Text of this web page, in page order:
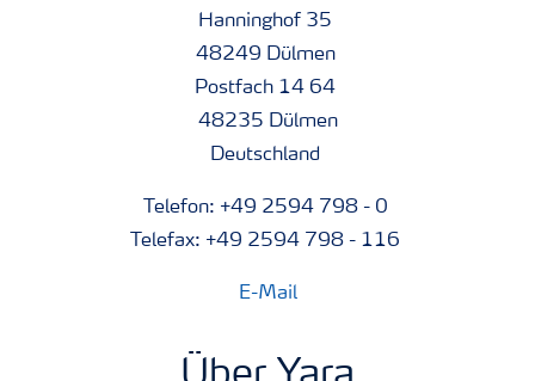
Hanninghof 35
48249 Dülmen
Postfach 14 64
48235 Dülmen
Deutschland
Telefon: +49 2594 798 - 0
Telefax: +49 2594 798 - 116
E-Mail